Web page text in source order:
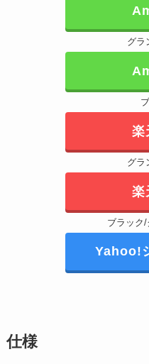
グラ
楽
グラ
楽
ブラック/
Yahoo!
仕様